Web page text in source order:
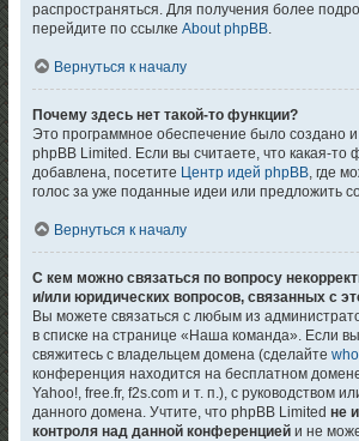
распространяться. Для получения более
перейдите по ссылкеAbout phpBB.
Вернуться к началу
Почему здесь нет такой-то функции?
Это программное обеспечение было создано
phpBB Limited. Если вы считаете, что какая-то
добавлена, посетите Центр идей phpBB, где
голос за уже поданные идеи или предложить
Вернуться к началу
С кем можно связаться по вопросу
и/или юридических вопросов, связанных с
Вы можете связаться с любым из
в списке на странице «Наша команда». Если
свяжитесь с владельцем домена (сделайте
конференция находится на бесплатном
Yahoo!, free.fr, f2s.com и т. п.), с руководством
данного домена. Учтите, что phpBB Limitedне
контроля над данной конференцией и не